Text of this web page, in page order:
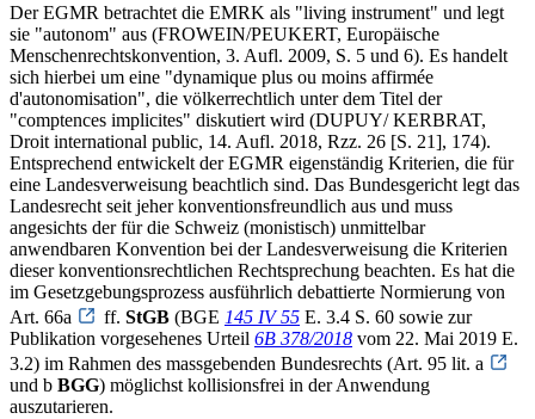
Der EGMR betrachtet die EMRK als "living instrument" und legt
sie "autonom" aus (FROWEIN/PEUKERT, Europäische
Menschenrechtskonvention, 3. Aufl. 2009, S. 5 und 6). Es handelt
sich hierbei um eine "dynamique plus ou moins affirmée
d'autonomisation", die völkerrechtlich unter dem Titel der
"comptences implicites" diskutiert wird (DUPUY/ KERBRAT,
Droit international public, 14. Aufl. 2018, Rzz. 26 [S. 21], 174).
Entsprechend entwickelt der EGMR eigenständig Kriterien, die für
eine Landesverweisung beachtlich sind. Das Bundesgericht legt das
Landesrecht seit jeher konventionsfreundlich aus und muss
angesichts der für die Schweiz (monistisch) unmittelbar
anwendbaren Konvention bei der Landesverweisung die Kriterien
dieser konventionsrechtlichen Rechtsprechung beachten. Es hat die
im Gesetzgebungsprozess ausführlich debattierte Normierung von
Art. 66a
ff. StGB (BGE 145 IV 55 E. 3.4 S. 60 sowie zur
Publikation vorgesehenes Urteil 6B 378/2018 vom 22. Mai 2019 E.
3.2) im Rahmen des massgebenden Bundesrechts (Art. 95 lit. a
und b BGG) möglichst kollisionsfrei in der Anwendung
auszutarieren.